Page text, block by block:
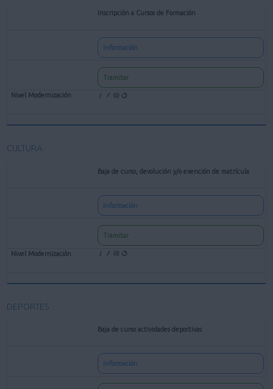
Inscripción a Cursos de Formación
Información
Tramitar
CULTURA
Baja de curso, devolución y/o exención de matrícula
Información
Tramitar
DEPORTES
Baja de curso actividades deportivas
Información